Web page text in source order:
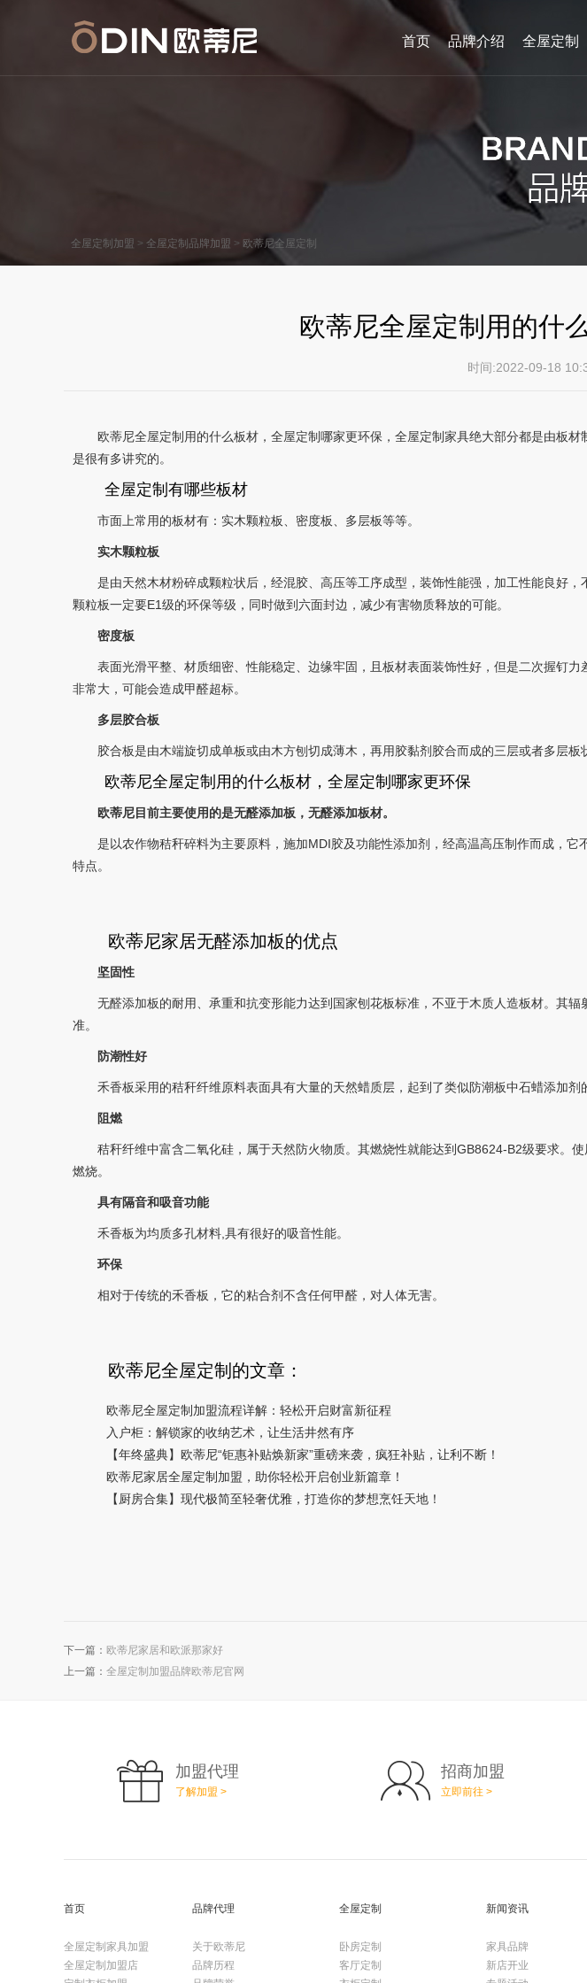
首页 品牌介绍 全屋定制
全屋定制加盟 > 全屋定制品牌加盟 > 欧蒂尼全屋定制
欧蒂尼全屋定制用的什
时间:2022-09-18
欧蒂尼全屋定制用的什么板材，全屋定制哪家更环保，全屋定制家具绝大部分都是由板
是很有多讲究的。
全屋定制有哪些板材
市面上常用的板材有：实木颗粒板、密度板、多层板等等。
实木颗粒板
是由天然木材粉碎成颗粒状后，经混胶、高压等工序成型，装饰性能强，加工性能良好
颗粒板一定要E1级的环保等级，同时做到六面封边，减少有害物质释放的可能。
密度板
表面光滑平整、材质细密、性能稳定、边缘牢固，且板材表面装饰性好，但是二次握钉
非常大，可能会造成甲醛超标。
多层胶合板
胶合板是由木端旋切成单板或由木方刨切成薄木，再用胶黏剂胶合而成的三层或者多层
欧蒂尼全屋定制用的什么板材，全屋定制哪家更环保
欧蒂尼目前主要使用的是无醛添加板，无醛添加板材。
是以农作物秸秆碎料为主要原料，施加MDI胶及功能性添加剂，经高温高压制作而成，
特点。
欧蒂尼家居无醛添加板的优点
坚固性
无醛添加板的耐用、承重和抗变形能力达到国家刨花板标准，不亚于木质人造板材。
准。
防潮性好
禾香板采用的秸秆纤维原料表面具有大量的天然蜡质层，起到了类似防潮板中石蜡添加剂
阻燃
秸秆纤维中富含二氧化硅，属于天然防火物质。其燃烧性就能达到GB8624-B2级要求。
燃烧。
具有隔音和吸音功能
禾香板为均质多孔材料,具有很好的吸音性能。
环保
相对于传统的禾香板，它的粘合剂不含任何甲醛，对人体无害。
欧蒂尼全屋定制的文章：
欧蒂尼全屋定制加盟流程详解：轻松开启财富新征程
入户柜：解锁家的收纳艺术，让生活井然有序
【年终盛典】欧蒂尼“钜惠补贴焕新家”重磅来袭，疯狂补贴，让利不断！
欧蒂尼家居全屋定制加盟，助你轻松开启创业新篇章！
【厨房合集】现代极简至轻奢优雅，打造你的梦想烹饪天地！
下一篇： 欧蒂尼家居和欧派那家好
上一篇： 全屋定制加盟品牌欧蒂尼官网
加盟代理
了解加盟 >
招商加盟
立即前往 >
首页
全屋定制家具加盟
全屋定制加盟店
品牌代理
关于欧蒂尼
品牌历程
全屋定制
卧房定制
客厅定制
新闻资讯
家具品牌
新店开业